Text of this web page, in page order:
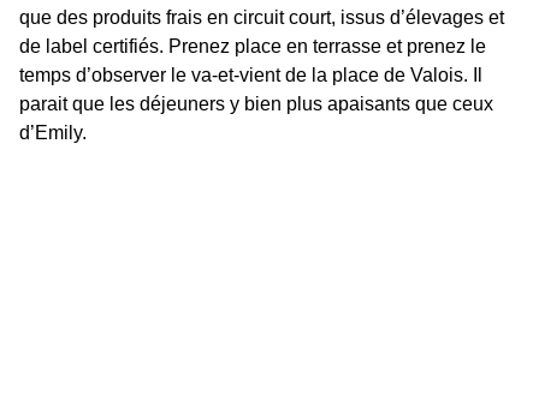
que des produits frais en circuit court, issus d’élevages et
de label certifiés. Prenez place en terrasse et prenez le
temps d’observer le va-et-vient de la place de Valois. Il
parait que les déjeuners y bien plus apaisants que ceux
d’Emily.